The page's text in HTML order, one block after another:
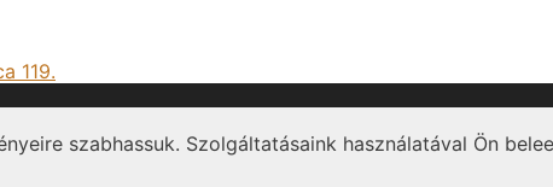
119.
szabhassuk. Szolgáltatásaink használatával Ön